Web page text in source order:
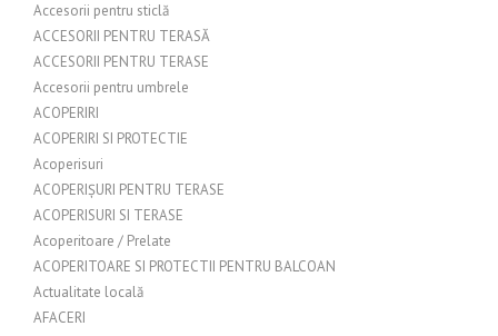
Accesorii pentru sticlă
ACCESORII PENTRU TERASĂ
ACCESORII PENTRU TERASE
Accesorii pentru umbrele
ACOPERIRI
ACOPERIRI SI PROTECTIE
Acoperisuri
ACOPERIȘURI PENTRU TERASE
ACOPERISURI SI TERASE
Acoperitoare / Prelate
ACOPERITOARE SI PROTECTII PENTRU BALCOAN
Actualitate locală
AFACERI